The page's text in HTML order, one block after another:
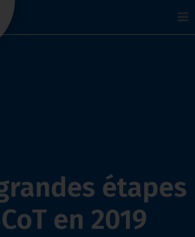
étapes
en 2019